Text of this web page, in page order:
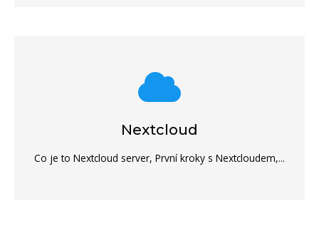
Nextcloud
Co je to Nextcloud server, První kroky s Nextcloudem,...